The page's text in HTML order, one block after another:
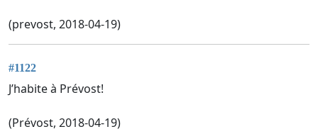
(prevost, 2018-04-19)
#1122
J’habite à Prévost!
(Prévost, 2018-04-19)